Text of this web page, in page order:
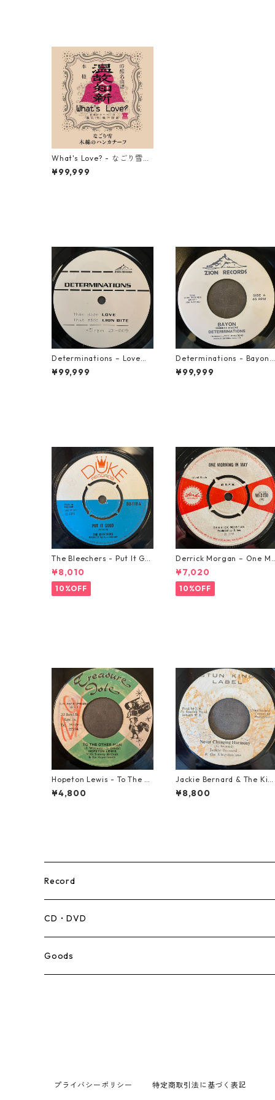
What's Love? - なごり雪
【7-21698】
¥99,999
Determinations – Love【7
-21918】
¥99,999
Determinations - Bayon
【7-21865】
¥99,999
The Bleechers - Put It Go
od 【7-21637】
¥8,010
10%OFF
Derrick Morgan – One
rning In May【7-21653】
¥7,020
10%OFF
Hopeton Lewis - To The O
ther Man【7-22023】
¥4,800
Jackie Bernard & The Kin
gstonians - Never
ng Harmony【7-21948】
¥8,800
Record
Mento,Calypso,Ballad
Ska
CD・DVD
Goods
プライバシーポリシー 特定商取引法に基づく表記